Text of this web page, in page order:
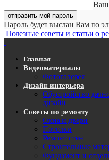
Ваш
Пароль будет выслан Вам по
Полезные советы и статьи о
Главная
Видеоматериалы
Фотогалерея
Дизайн интерьера
Обустройство
дизайн
Советы по ремонту
Окна и двери
Потолки
Ремонт стен
Строительные
Фундамент и